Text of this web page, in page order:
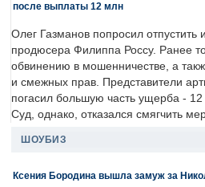
после выплаты 12 млн
Олег Газманов попросил отпустить
продюсера Филиппа Россу. Ранее
обвинению в мошенничестве, а
и смежных прав. Представители
погасил большую часть ущерба -
Суд, однако, отказался смягчить
ШОУБИЗ
Ксения Бородина вышла замуж за